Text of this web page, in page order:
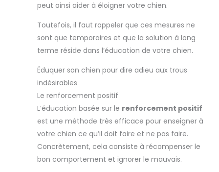
peut ainsi aider à éloigner votre chien.
Toutefois, il faut rappeler que ces mesures ne
sont que temporaires et que la solution à long
terme réside dans l’éducation de votre chien.
Éduquer son chien pour dire adieu aux trous
indésirables
Le renforcement positif
L’éducation basée sur le renforcement positif
est une méthode très efficace pour enseigner à
votre chien ce qu’il doit faire et ne pas faire.
Concrètement, cela consiste à récompenser le
bon comportement et ignorer le mauvais.